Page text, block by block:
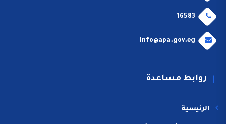
16583
info@apa.gov.eg
روابط مساعدة
الرئيسية